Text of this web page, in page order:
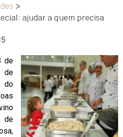
>
ajudar a quem precisa
de
de
do